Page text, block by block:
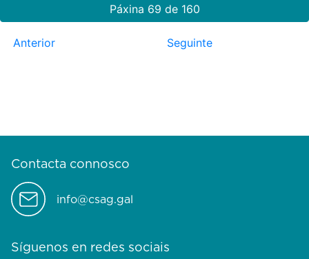
Páxina 69 de 160
Anterior Seguinte
Contacta connosco
info@csag.gal
Síguenos en redes sociais